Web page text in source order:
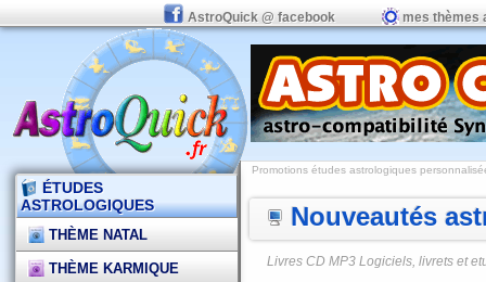
AstroQuick @ facebook mes thèmes
ÉTUDES
ASTROLOGIQUES
THÈME NATAL
THÈME KARMIQUE
Promotions études astrologiques
Nouveautés
Livres CD MP3 Logiciels, livrets et